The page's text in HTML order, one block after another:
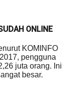
ONLINE
KOMINFO
pengguna
juta orang. Ini
besar.